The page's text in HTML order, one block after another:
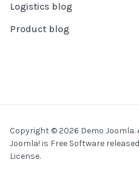
Logistics blog
Product blog
Copyright © 2026 Demo Joomla.
Joomla! is Free Software
License.